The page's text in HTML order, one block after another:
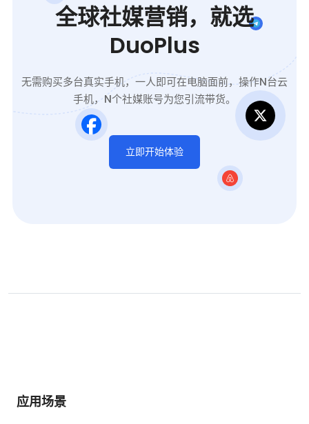
全球社媒营销，就选
DuoPlus
无需购买多台真实手机，一人即可在电脑面前，操作N台云
手机，N个社媒账号为您引流带货。
立即开始体验
应用场景